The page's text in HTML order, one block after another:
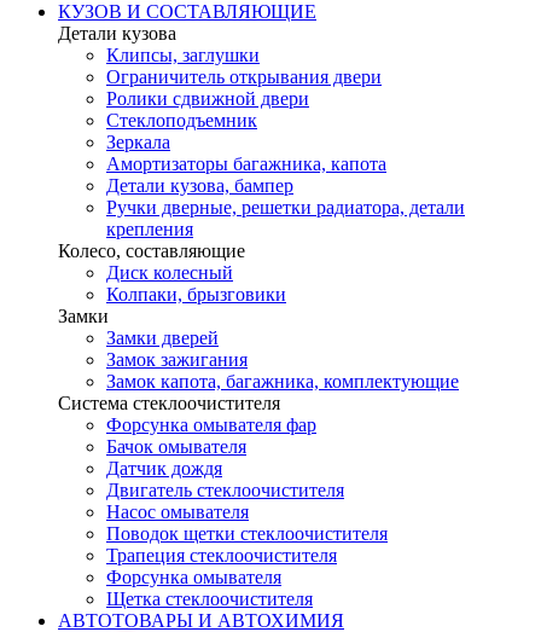
КУЗОВ И СОСТАВЛЯЮЩИЕ
Детали кузова
Клипсы, заглушки
Ограничитель открывания двери
Ролики сдвижной двери
Стеклоподъемник
Зеркала
Амортизаторы багажника, капота
Детали кузова, бампер
Ручки дверные, решетки радиатора, детали
крепления
Колесо, составляющие
Диск колесный
Колпаки, брызговики
Замки
Замки дверей
Замок зажигания
Замок капота, багажника, комплектующие
Система стеклоочистителя
Форсунка омывателя фар
Бачок омывателя
Датчик дождя
Двигатель стеклоочистителя
Насос омывателя
Поводок щетки стеклоочистителя
Трапеция стеклоочистителя
Форсунка омывателя
Щетка стеклоочистителя
АВТОТОВАРЫ И АВТОХИМИЯ